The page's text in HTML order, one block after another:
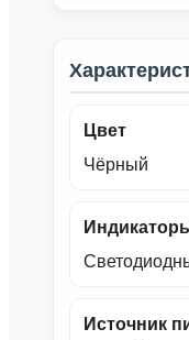
Цвет
Чёрный
Источник